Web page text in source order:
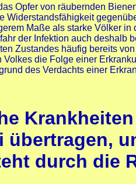
Opfer von räubernden
Widerstandsfähigkeit
Maße als starke Völker
der Infektion auch deshalb
Zustandes häufig bereits
Volkes die Folge einer
des Verdachts einer
übertragen,
durch die